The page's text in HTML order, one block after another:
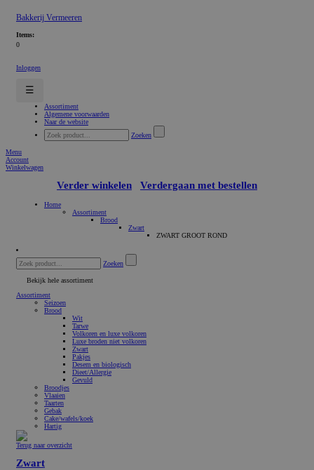
Bakkerij Vermeeren
Items:
0
Inloggen
☰
Assortiment
Algemene voorwaarden
Naar de website
Zoeken
Menu
Account
Winkelwagen
Verder winkelen Verdergaan met bestellen
Home
Assortiment
Brood
Zwart
ZWART GROOT ROND
Zoeken
Bekijk hele assortiment
Assortiment
Seizoen
Brood
Wit
Tarwe
Volkoren en luxe volkoren
Luxe broden niet volkoren
Zwart
Pakjes
Desem en biologisch
Dieet/Allergie
Gevuld
Broodjes
Vlaaien
Taarten
Gebak
Cake/wafels/koek
Hartig
Terug naar overzicht
Zwart